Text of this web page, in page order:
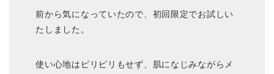
前から気になっていたので、初回限定でお試しい
たしました。
使い心地はピリピリもせず、肌になじみながらメ